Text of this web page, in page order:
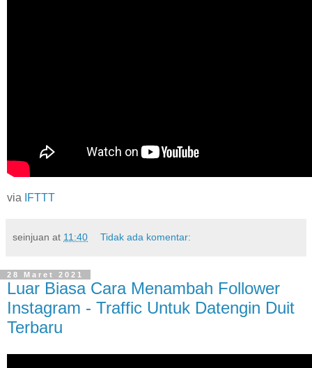
via IFTTT
seinjuan at 11:40 Tidak ada komentar:
28 Maret 2021
Luar Biasa Cara Menambah Follower
Instagram - Traffic Untuk Datengin Duit
Terbaru